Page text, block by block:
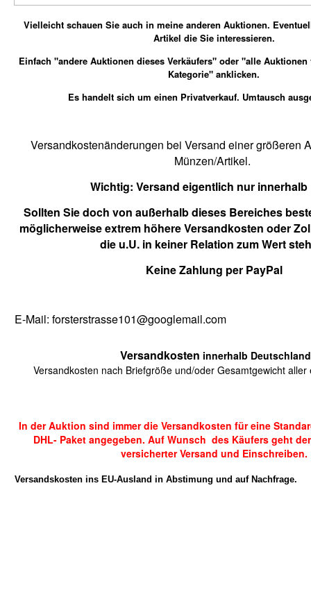
Vielleicht schauen Sie auch in meine anderen Auktionen.
Artikel die Sie interessieren.
Einfach "andere Auktionen dieses Verkäufers" oder "alle
Kategorie" anklicken.
Es handelt sich um einen Privatverkauf. Umtausch
Versandkostenänderungen bei Versand einer größeren
Münzen/Artikel.
Wichtig: Versand eigentlich nur innerhalb
Sollten Sie doch von außerhalb dieses Bereiches
möglicherweise extrem höhere Versandkosten oder
die u.U. in keiner Relation zum Wert
Keine Zahlung per PayPal
E-Mail: forsterstrasse101@googlemail.com
Versandkosten innerhalb Deutschland
Versandkosten nach Briefgröße und/oder Gesamtgewicht
In der Auktion sind immer die Versandkosten für eine
DHL- Paket angegeben. Auf Wunsch des Käufers geht
versicherter Versand und Einschreiben.
Versandskosten ins EU-Ausland in Abstimung und auf Nachfrage.